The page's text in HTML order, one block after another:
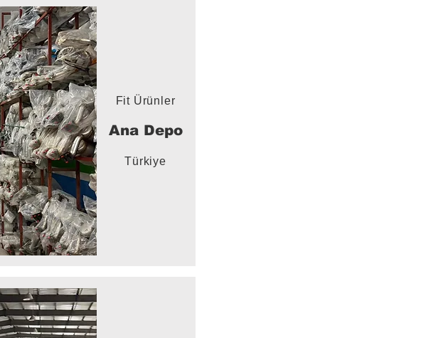
Fit Ürünler
Ana Depo
Türkiye